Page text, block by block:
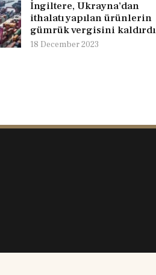
İngiltere, Ukrayna’dan
ithalatı yapılan ürünlerin
gümrük vergisini kaldırdı
18 December 2023